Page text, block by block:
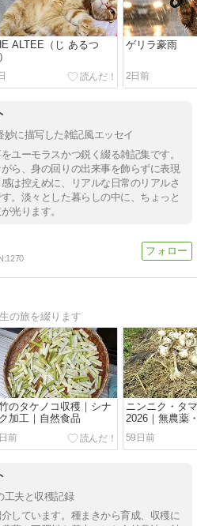
ALTEE（じ あるつ
ゲリラ豪雨
2日前
妙に描写した雑記風エッセイ
ユーモラスかつ鋭く綴る雑記集です。
ら、身の回りの出来事を飾らずに表現
は控えめに、リアルな日常のリアルさ
。淡々とした暮らしの中に、ちょっと
光ります。
1270
の旅を綴ります
のタケノコ収穫｜シナ
加工｜自然食品
前
ニンニク・タ
2026｜無農薬
耕起栽培
59日前
工夫と収穫記録
しています。種まきから育成、収穫に